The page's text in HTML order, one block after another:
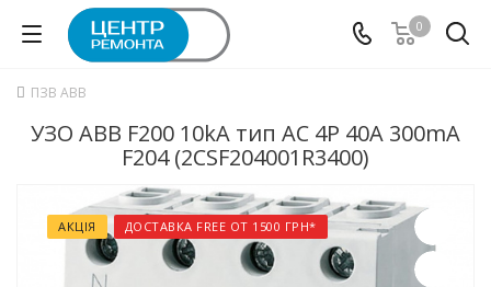
0
ПЗВ ABB
УЗО ABB F200 10kA тип АC 4P 40А 300mA
F204 (2CSF204001R3400)
АКЦІЯ ДОСТАВКА FREE ОТ 1500 ГРН*